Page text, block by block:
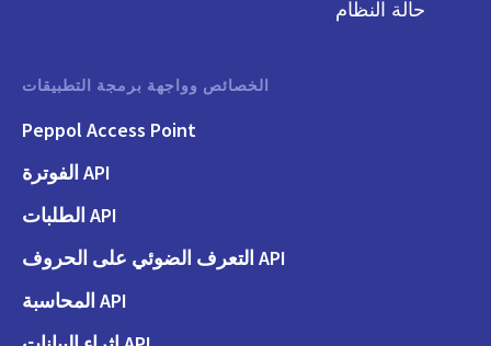
حالة النظام
الخصائص وواجهة برمجة التطبيقات
Peppol Access Point
API الفوترة
API الطلبات
API التعرف الضوئي على الحروف
API المحاسبة